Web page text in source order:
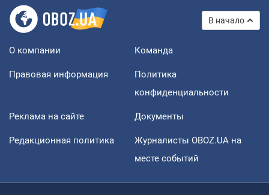
В начало
О компании Команда
Правовая информация
Политика
конфиденциальности
Реклама на сайте Документы
Редакционная политика
Журналисты OBOZ.UA на
месте событий